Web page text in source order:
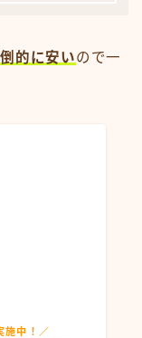
的に安いので一
施中！／